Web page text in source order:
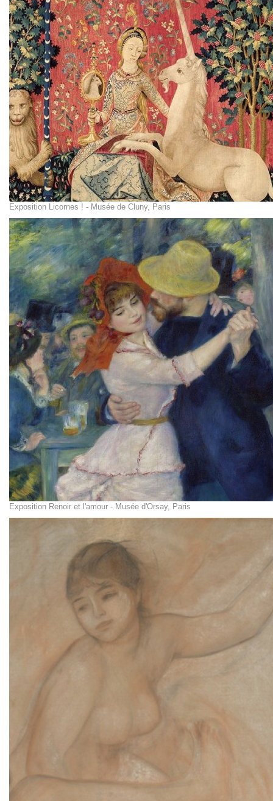
Exposition Licornes ! - Musée de Cluny, Paris
Exposition Renoir et l'amour - Musée d'Orsay, Paris